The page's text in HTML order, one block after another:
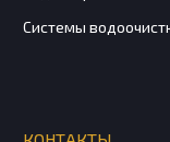
Системы